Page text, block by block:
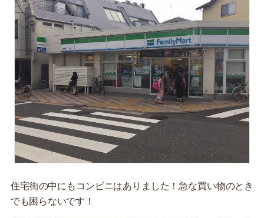
住宅街の中にもコンビニはありました！急な買い物のとき
でも困らないです！